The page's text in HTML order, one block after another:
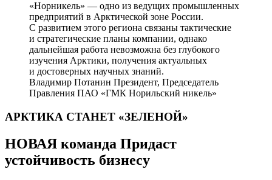
«Норникель» — одно из ведущих промышленных
предприятий в Арктической зоне России.
С развитием этого региона связаны тактические
и стратегические планы компании, однако
дальнейшая работа невозможна без глубокого
изучения Арктики, получения актуальных
и достоверных научных знаний.
Владимир Потанин Президент, Председатель
Правления ПАО «ГМК Норильский никель»
АРКТИКА СТАНЕТ «ЗЕЛЕНОЙ»
НОВАЯ команда Придаст
устойчивость бизнесу